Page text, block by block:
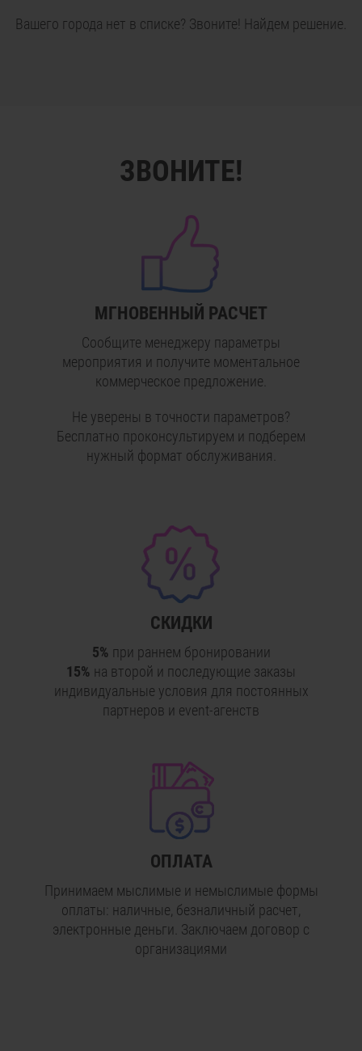
Вашего города нет в списке? Звоните! Найдем решение.
ЗВОНИТЕ!
МГНОВЕННЫЙ РАСЧЕТ
Сообщите менеджеру параметры
мероприятия и получите моментальное
коммерческое предложение.
Не уверены в точности параметров?
Бесплатно проконсультируем и подберем
нужный формат обслуживания.
СКИДКИ
5% при раннем бронировании
15% на второй и последующие заказы
индивидуальные условия для постоянных
партнеров и event-агенств
ОПЛАТА
Принимаем мыслимые и немыслимые формы
оплаты: наличные, безналичный расчет,
электронные деньги. Заключаем договор с
организациями